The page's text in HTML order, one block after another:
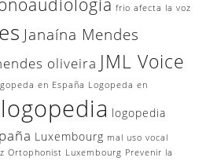
frio afecta la voz
Janaína Mendes
oliveira JML Voice
en España Logopeda en
logopedia logopedia
Luxembourg mal uso vocal
Ortophonist Luxembourg Prevenir la